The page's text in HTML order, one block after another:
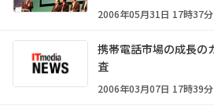
2006年05月31日 17時37分
携帯電話市場の成長のカ
査
2006年03月07日 17時39分